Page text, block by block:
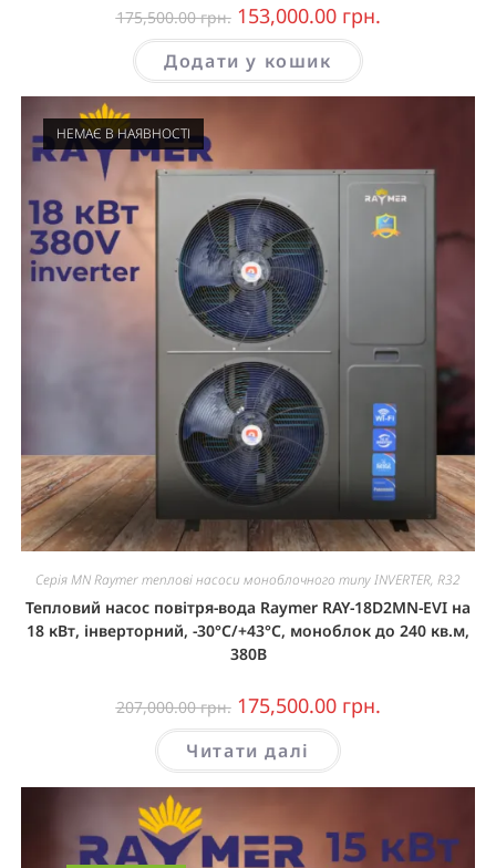
175,500.00грн. 153,000.00 грн.
Додати у кошик
НЕМАЄ В НАЯВНОСТІ
Серія MN Raymer теплові насоси моноблочного типу INVERTER, R32
Тепловий насос повітря-вода Raymer RAY-18D2MN-EVI на
18 кВт, інверторний, -30°C/+43°C, моноблок до 240 кв.м,
380В
207,000.00грн. 175,500.00 грн.
Читати далі